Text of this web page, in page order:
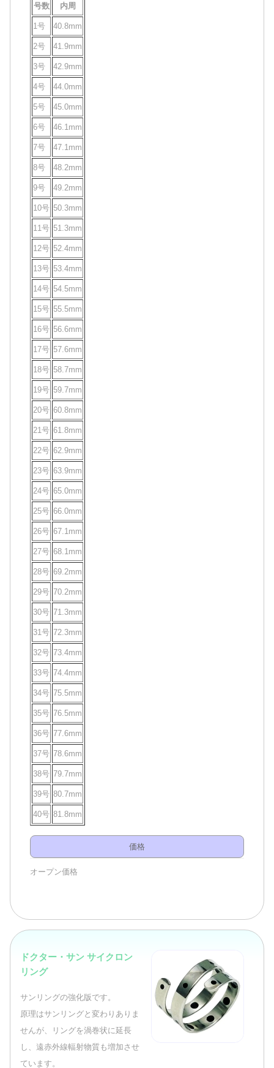
号数 内周
1号 40.8mm
2号 41.9mm
3号 42.9mm
4号 44.0mm
5号 45.0mm
6号 46.1mm
7号 47.1mm
8号 48.2mm
9号 49.2mm
10号 50.3mm
11号 51.3mm
12号 52.4mm
13号 53.4mm
14号 54.5mm
15号 55.5mm
16号 56.6mm
17号 57.6mm
18号 58.7mm
19号 59.7mm
20号 60.8mm
21号 61.8mm
22号 62.9mm
23号 63.9mm
24号 65.0mm
25号 66.0mm
26号 67.1mm
27号 68.1mm
28号 69.2mm
29号 70.2mm
30号 71.3mm
31号 72.3mm
32号 73.4mm
33号 74.4mm
34号 75.5mm
35号 76.5mm
36号 77.6mm
37号 78.6mm
38号 79.7mm
39号 80.7mm
40号 81.8mm
価格
オープン価格
ドクター・サン サイクロン
リング
サンリングの強化版です。
原理はサンリングと変わりありま
せんが、リングを渦巻状に延長
し、遠赤外線輻射物質も増加させ
ています。